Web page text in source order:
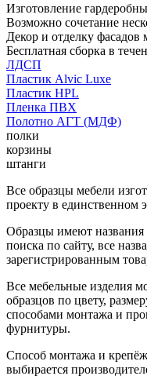
Изготовление
Возможно сочетание
Декор и отделку
Бесплатная сборка в
ЛДСП
Пластик Alvic Luxe
Пластик HPL
Пленка ПВХ
Полотно АГТ (МДФ)
полки
корзины
штанги
Все образцы мебели
проекту в единственном
Образцы имеют названия
поиска по сайту, все
зарегистрированным
Все мебельные изделия
образцов по цвету,
способами монтажа и
фурнитуры.
Способ монтажа и
выбирается